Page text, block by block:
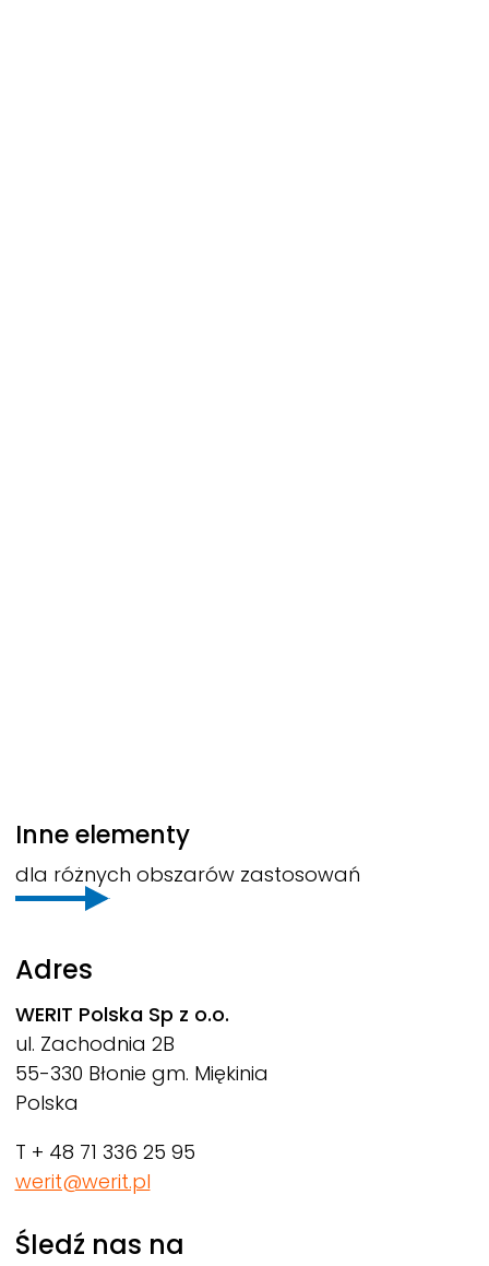
Inne elementy
dla różnych obszarów zastosowań
Adres
WERIT Polska Sp z o.o.
ul. Zachodnia 2B
55-330 Błonie gm. Miękinia
Polska
T + 48 71 336 25 95
werit@werit.pl
Śledź nas na